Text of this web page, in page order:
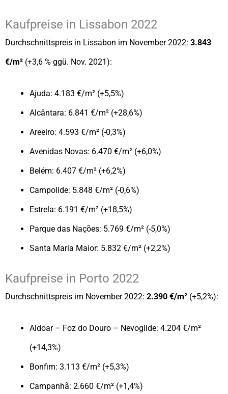
Kaufpreise in Lissabon 2022
Durchschnittspreis in Lissabon im November 2022: 3.843
€/m² (+3,6 % ggü. Nov. 2021):
Ajuda: 4.183 €/m² (+5,5%)
Alcântara: 6.841 €/m² (+28,6%)
Areeiro: 4.593 €/m² (-0,3%)
Avenidas Novas: 6.470 €/m² (+6,0%)
Belém: 6.407 €/m² (+6,2%)
Campolide: 5.848 €/m² (-0,6%)
Estrela: 6.191 €/m² (+18,5%)
Parque das Nações: 5.769 €/m² (-5,0%)
Santa Maria Maior: 5.832 €/m² (+2,2%)
Kaufpreise in Porto 2022
Durchschnittspreis im November 2022: 2.390 €/m² (+5,2%):
Aldoar – Foz do Douro – Nevogilde: 4.204 €/m²
(+14,3%)
Bonfim: 3.113 €/m² (+5,3%)
Campanhã: 2.660 €/m² (+1,4%)